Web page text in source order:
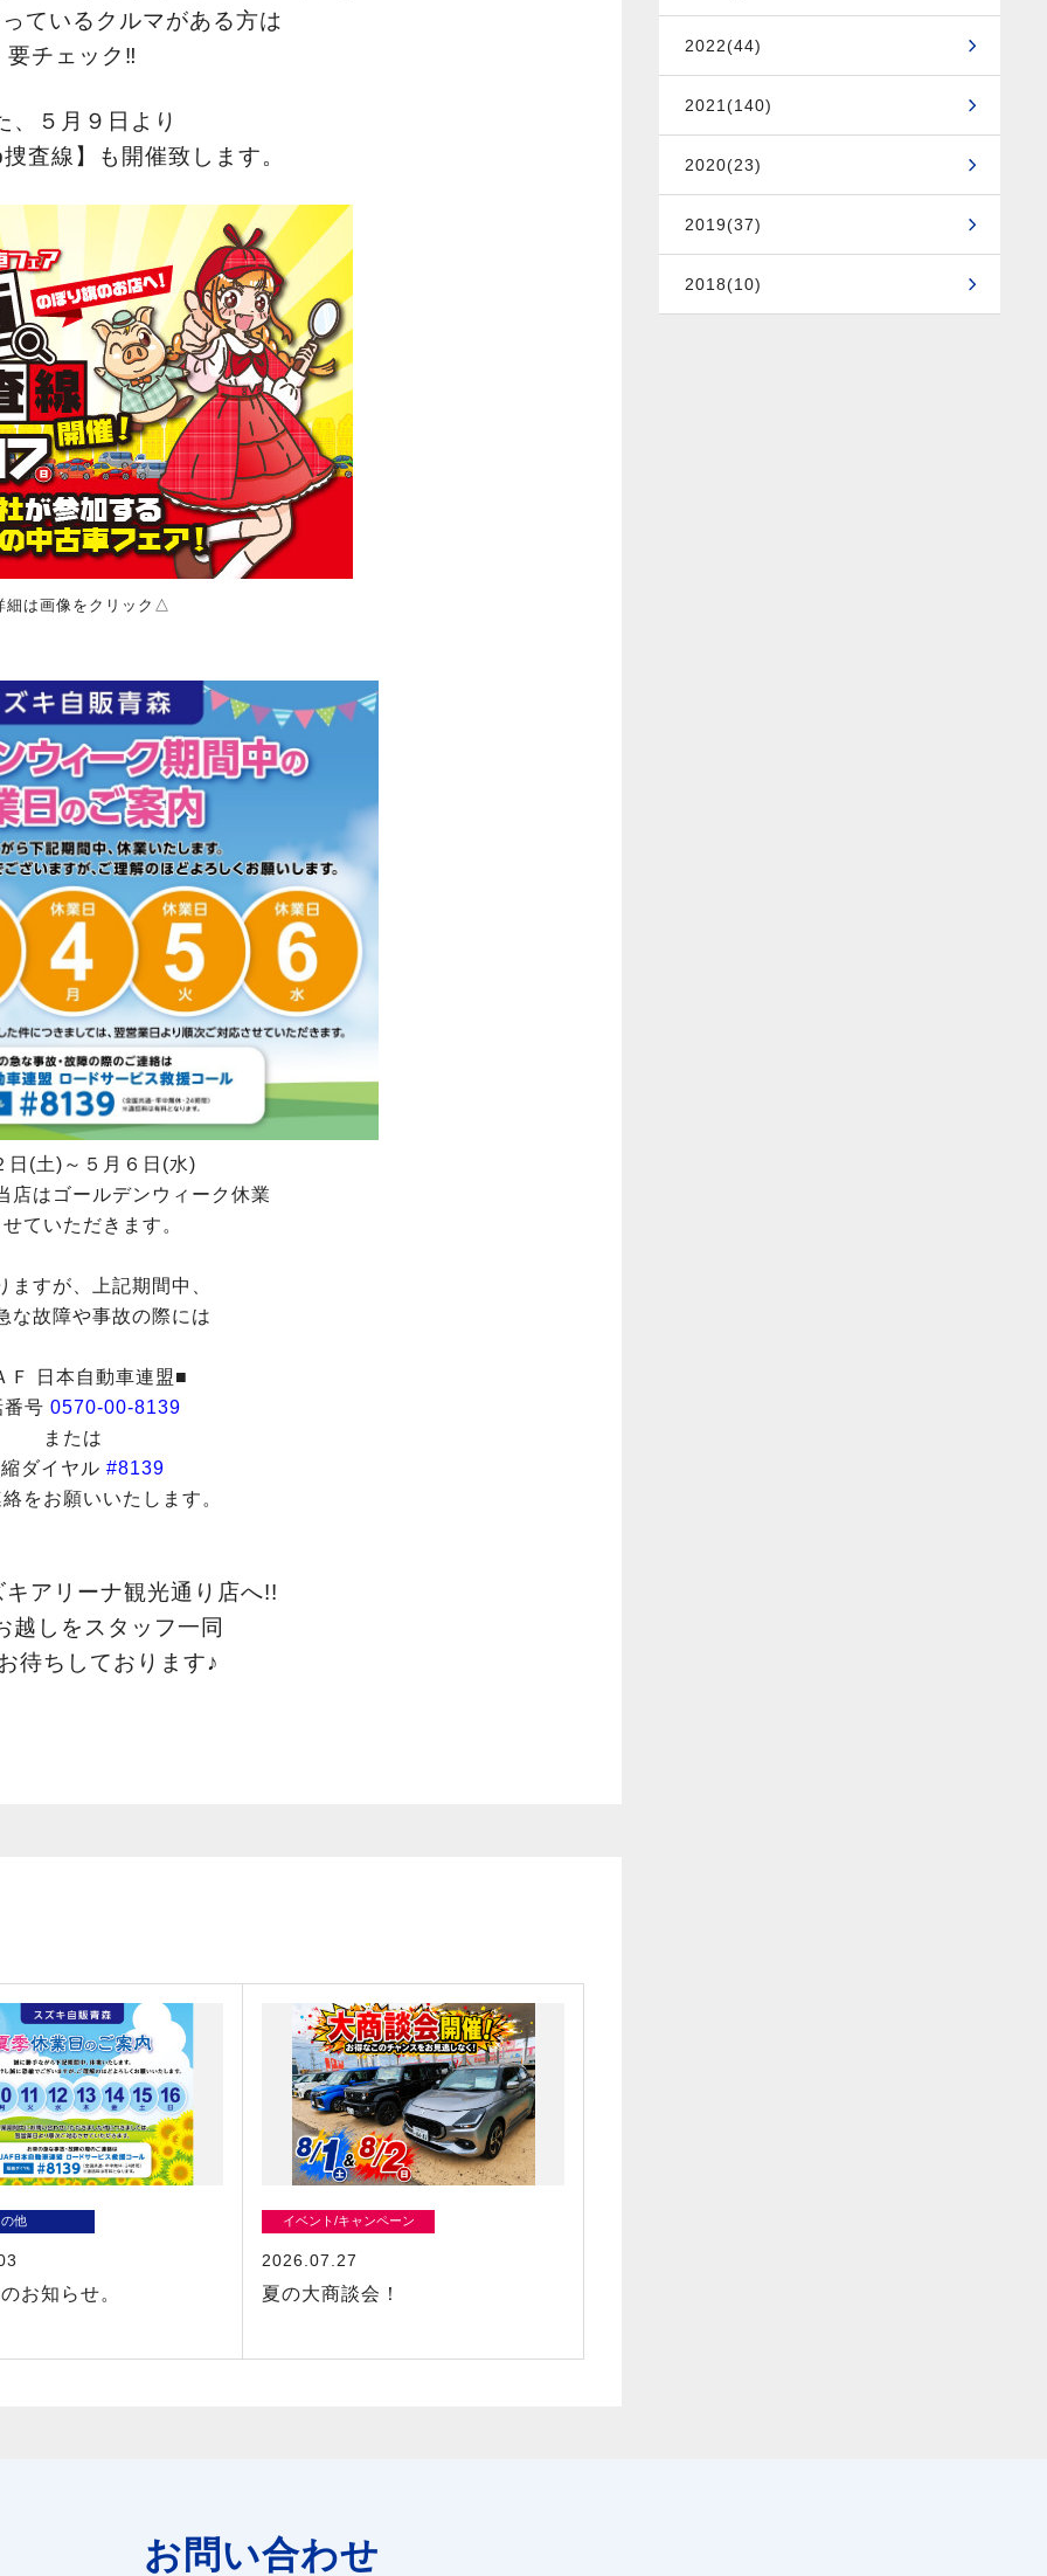
ているクルマがある方は
要チェック‼
、５月９日より
査線】も開催致します。
は画像をクリック△
日(土)～５月６日(水)
店はゴールデンウィーク休業
ていただきます。
ますが、上記期間中、
な故障や事故の際には
Ｆ 日本自動車連盟■
番号 0570-00-8139
または
ダイヤル #8139
をお願いいたします。
アリーナ観光通り店へ!!
越しをスタッフ一同
待ちしております♪
他
お知らせ。
イベント/キャンペーン
2026.07.27
夏の大商談会！
2022(44)
2021(140)
2020(23)
2019(37)
2018(10)
お問い合わせ